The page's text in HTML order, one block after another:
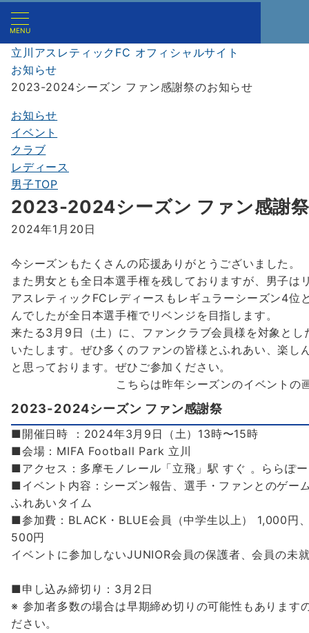
MENU
立川アスレティックFC オフィシャルサイト
お知らせ
2023-2024シーズン ファン感謝祭のお知らせ
お知らせ
イベント
クラブ
レディース
男子TOP
2023-2024シーズン ファン感謝
2024年1月20日
今シーズンもたくさんの応援ありがとうございました。
また男女とも全日本選手権を残しておりますが、男子は
アスレティックFCレディースもレギュラーシーズン4位
んでしたが全日本選手権でリベンジを目指します。
来たる3月9日（土）に、ファンクラブ会員様を対象とし
いたします。ぜひ多くのファンの皆様とふれあい、楽し
と思っております。ぜひご参加ください。
こちらは昨年シーズンのイベントの
2023-2024シーズン ファン感謝祭
■開催日時 ：2024年3月9日（土）13時〜15時
■会場：MIFA Football Park 立川
■アクセス：多摩モノレール「立飛」駅 すぐ 。ららぽ
■イベント内容：シーズン報告、選手・ファンとのゲー
ふれあいタイム
■参加費：BLACK・BLUE会員（中学生以上） 1,000円
500円
イベントに参加しないJUNIOR会員の保護者、会員の未
■申し込み締切り：3月2日
※ 参加者多数の場合は早期締め切りの可能性もあります
ださい。